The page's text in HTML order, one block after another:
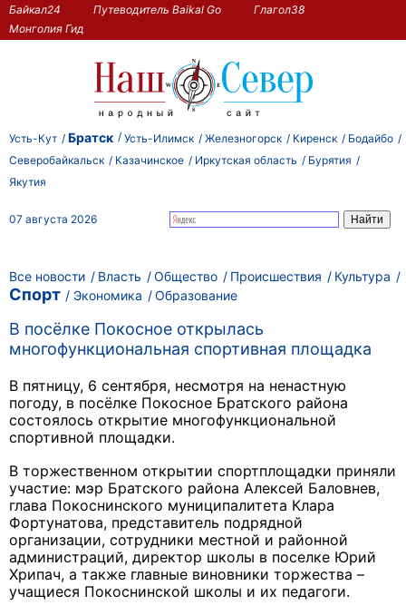
Байкал24 Путеводитель Baikal Go
Глагол38
Монголия Гид
Усть-Кут Братск Усть-Илимск Железногорск Киренск
Бодайбо
Северобайкальск
Казачинское Иркутская область
Бурятия
Якутия
07 августа 2026
Все новости Власть Общество Происшествия Культура
Спорт Экономика Образование
В посёлке Покосное открылась
многофункциональная спортивная площадка
В пятницу, 6 сентября, несмотря на ненастную
погоду, в посёлке Покосное Братского района
состоялось открытие многофункциональной
спортивной площадки.
В торжественном открытии спортплощадки приняли
участие: мэр Братского района Алексей Баловнев,
глава Покоснинского муниципалитета Клара
Фортунатова, представитель подрядной
организации, сотрудники местной и районной
администраций, директор школы в поселке Юрий
Хрипач, а также главные виновники торжества –
учащиеся Покоснинской школы и их педагоги.